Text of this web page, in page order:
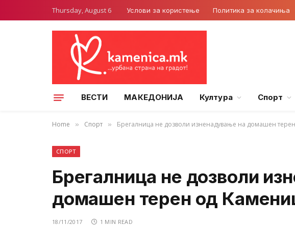
Thursday, August 6 Услови за користење Политика за колачиња
ВЕСТИ МАКЕДОНИЈА Култура Спорт
Home » Спорт » Брегалница не дозволи изненадување на домашен
СПОРТ
Брегалница не дозволи
домашен терен од
18/11/2017 1 MIN READ